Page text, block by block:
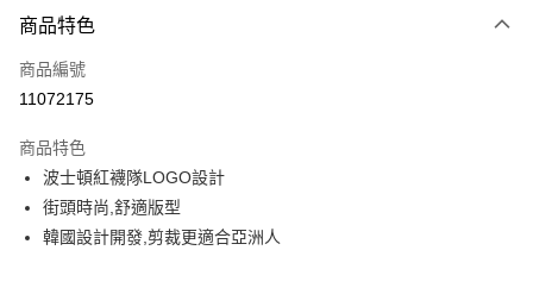
信用卡一次付款
超商取貨付款
Apple Pay
街口支付
商品特色
商品編號
11072175
商品特色
波士頓紅襪隊LOGO設計
街頭時尚,舒適版型
韓國設計開發,剪裁更適合亞洲人